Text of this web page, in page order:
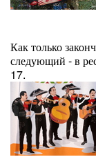
Как только
следующий - в
17.